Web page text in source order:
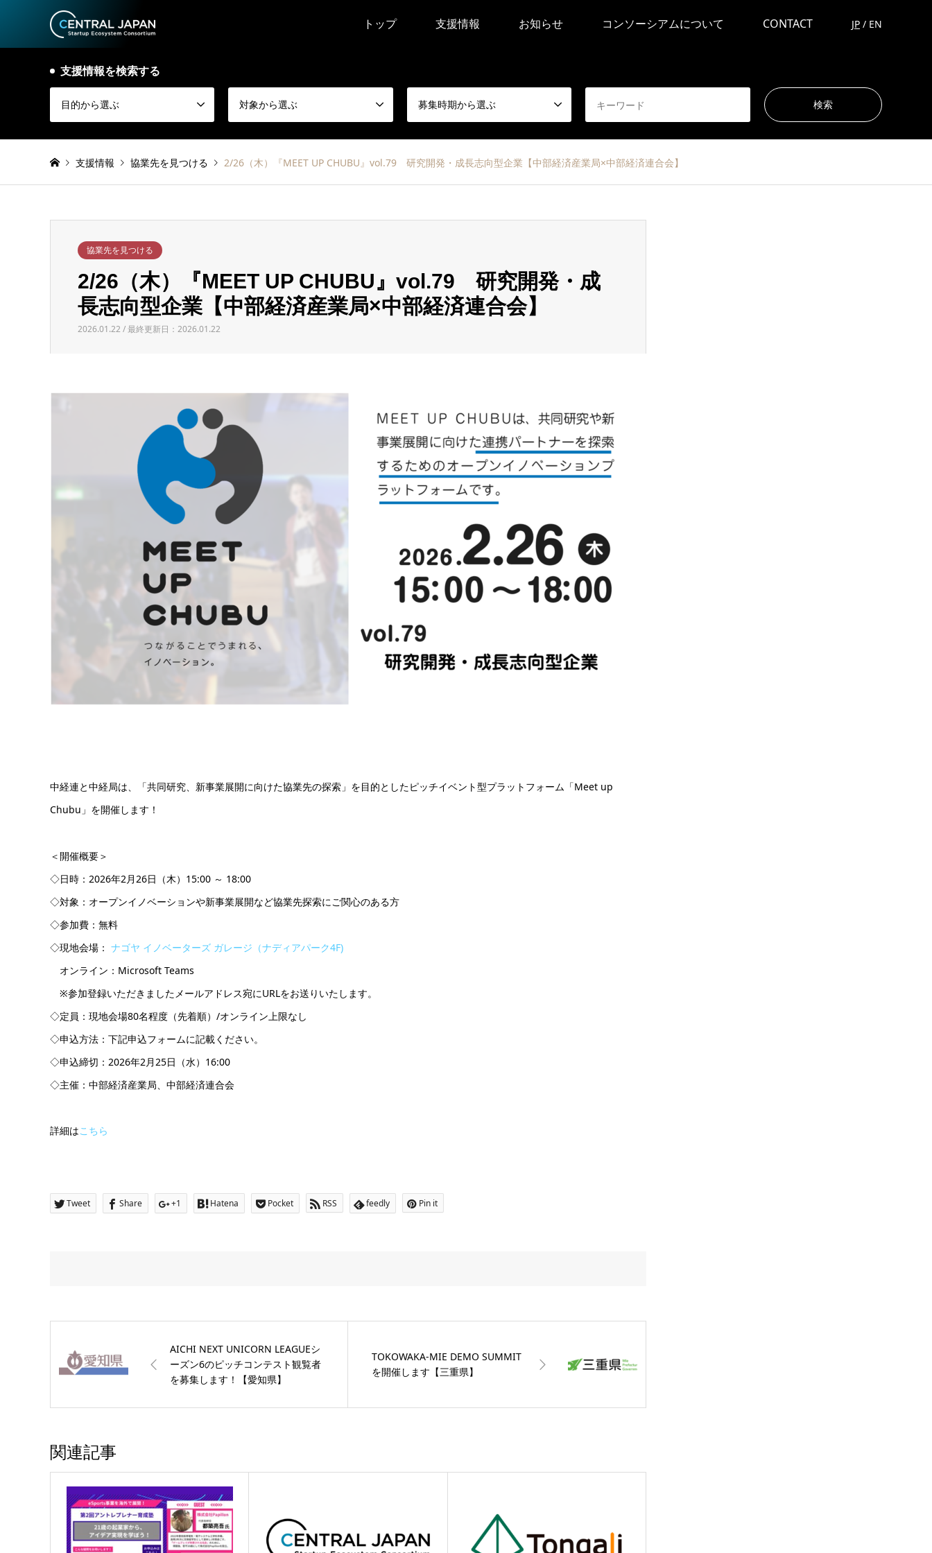
トップ 支援情報 お知らせ コンソーシアムについて CONTACT JP / EN
支援情報を検索する
目的から選ぶ 対象から選ぶ 募集時期から選ぶ
支援情報 協業先を見つける 2/26（木）『MEET UP CHUBU』vol.79 研究開発・成長志向型企業【中部経済産業局×中部経済連合会】
協業先を見つける
2/26（木）『MEET UP CHUBU』vol.79 研究開発・成
長志向型企業【中部経済産業局×中部経済連合会】
2026.01.22 / 最終更新日：2026.01.22
中経連と中経局は、「共同研究、新事業展開に向けた協業先の探索」を目的としたピッチイベント型プラットフォーム「Meet up
Chubu」を開催します！
＜開催概要＞
◇日時：2026年2月26日（木）15:00 ～ 18:00
◇対象：オープンイノベーションや新事業展開など協業先探索にご関心のある方
◇参加費：無料
◇現地会場： ナゴヤ イノベーターズ ガレージ（ナディアパーク4F)
オンライン：Microsoft Teams
※参加登録いただきましたメールアドレス宛にURLをお送りいたします。
◇定員：現地会場80名程度（先着順）/オンライン上限なし
◇申込方法：下記申込フォームに記載ください。
◇申込締切：2026年2月25日（水）16:00
◇主催：中部経済産業局、中部経済連合会
詳細はこちら
Tweet Share +1 Hatena Pocket RSS feedly Pin it
AICHI NEXT UNICORN LEAGUEシ
ーズン6のピッチコンテスト観覧者
を募集します！【愛知県】
TOKOWAKA-MIE DEMO SUMMIT
を開催します【三重県】
関連記事